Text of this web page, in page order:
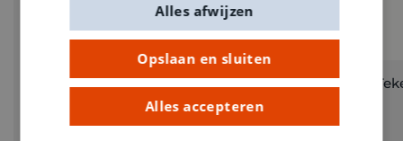
Washi tape set 1,5 cm x 10 m 4 stuks black &
Opslaan en sluiten
Alles accepteren
Alles afwijzen